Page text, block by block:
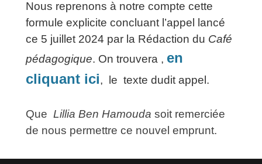
Nous reprenons à notre compte cette
formule explicite concluant l’appel lancé
ce 5 juillet 2024 par la Rédaction du Café
pédagogique. On trouvera , en
cliquant ici, le texte dudit appel.
Que Lillia Ben Hamouda soit remerciée
de nous permettre ce nouvel emprunt.